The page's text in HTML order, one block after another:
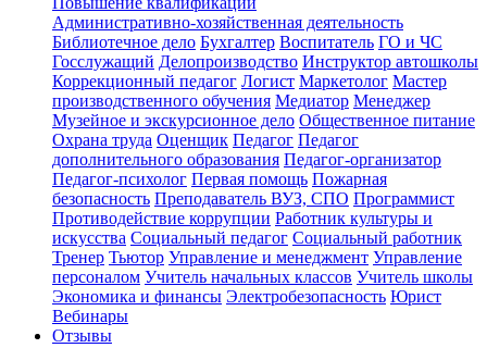
Административно-хозяйственная деятельность
Библиотечное дело Бухгалтер Воспитатель ГО и ЧС
Госслужащий Делопроизводство Инструктор автошколы
Коррекционный педагог Логист Маркетолог Мастер
производственного обучения Медиатор Менеджер
Музейное и экскурсионное дело Общественное питание
Охрана труда Оценщик Педагог Педагог
дополнительного образования Педагог-организатор
Педагог-психолог Первая помощь Пожарная
безопасность Преподаватель ВУЗ, СПО Программист
Противодействие коррупции Работник культуры и
искусства Социальный педагог Социальный работник
Тренер Тьютор Управление и менеджмент Управление
персоналом Учитель начальных классов Учитель школы
Экономика и финансы Электробезопасность Юрист
Вебинары
Отзывы